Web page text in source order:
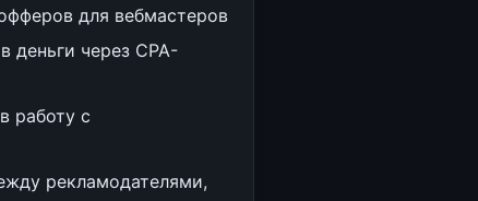
для вебмастеров
деньги через CPA-
работу с
рекламодателями,